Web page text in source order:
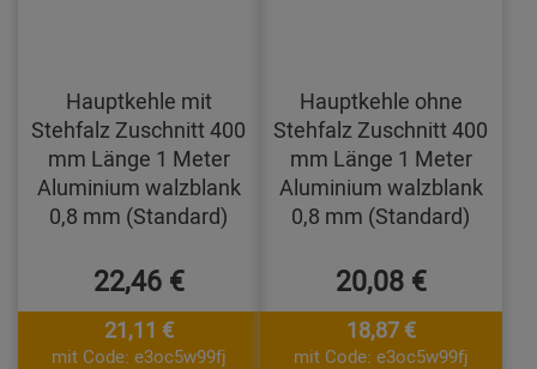
Hauptkehle mit
Stehfalz Zuschnitt 400
mm Länge 1 Meter
Aluminium walzblank
0,8 mm (Standard)
22,46 €
21,11 €
mit Code: e3oc5w99fj
Hauptkehle ohne
Stehfalz Zuschnitt 400
mm Länge 1 Meter
Aluminium walzblank
0,8 mm (Standard)
20,08 €
18,87 €
mit Code: e3oc5w99fj